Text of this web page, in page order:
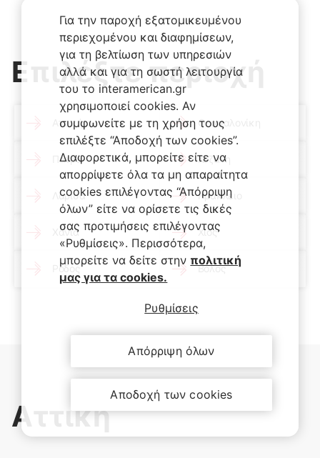
Επιλέξτε περιοχή
Αττική Θεσσαλονίκη
Πάτρα Κοζάνη
Λάρισα Ηράκλειο
Χανιά Χίος
Ρόδος Βόλος
Αττική
Για την παροχή εξατομικευμένου
περιεχομένου και διαφημίσεων,
για τη βελτίωση των υπηρεσιών
αλλά και για τη σωστή λειτουργία
του το interamerican.gr
χρησιμοποιεί cookies. Αν
συμφωνείτε με τη χρήση τους
επιλέξτε “Αποδοχή των cookies”.
Διαφορετικά, μπορείτε είτε να
απορρίψετε όλα τα μη απαραίτητα
cookies επιλέγοντας “Απόρριψη
όλων” είτε να ορίσετε τις δικές
σας προτιμήσεις επιλέγοντας
«Ρυθμίσεις». Περισσότερα,
μπορείτε να δείτε στην πολιτική
μας για τα cookies.
Ρυθμίσεις
Απόρριψη όλων
Αποδοχή των cookies